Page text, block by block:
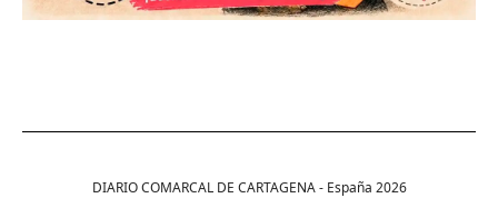
DIARIO COMARCAL DE CARTAGENA - España 2026